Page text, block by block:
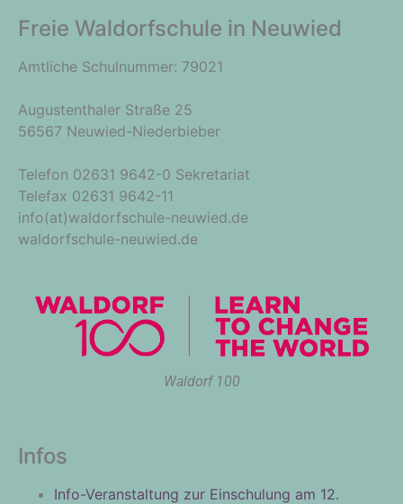
Freie Waldorfschule in Neuwied
Amtliche Schulnummer: 79021
Augustenthaler Straße 25
56567 Neuwied-Niederbieber
Telefon 02631 9642-0 Sekretariat
Telefax 02631 9642-11
info(at)waldorfschule-neuwied.de
waldorfschule-neuwied.de
Waldorf 100
Infos
Info-Veranstaltung zur Einschulung am 12.